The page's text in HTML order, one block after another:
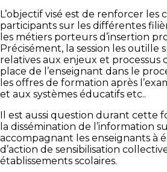
L’objectif visé est de renforcer les
participants sur les différentes
les métiers porteurs d’insertion
Précisément, la session les outille
relatives aux enjeux et processus
place de l’enseignant dans le
les offres de formation après
et aux systèmes éducatifs etc..
Il est aussi question durant cette
la dissémination de l’information
accompagnant les enseignants à
d’action de sensibilisation
établissements scolaires.